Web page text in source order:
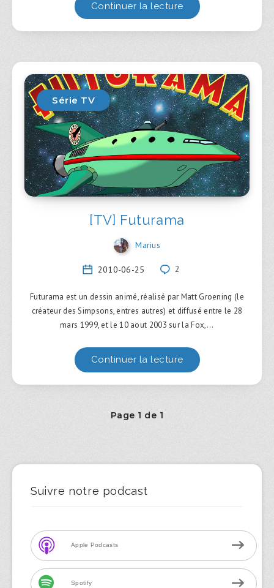
Continuer la lecture
Série TV
[TV] Futurama
Marius
2010-06-25 2
Futurama est un dessin animé, réalisé par Matt Groening (le
créateur des Simpsons, entres autres) et diffusé entre le 28
mars 1999, et le 10 aout 2003 sur la Fox,…
Continuer la lecture
Page 1 de 1
Suivre notre podcast
Apple Podcasts
Spotify